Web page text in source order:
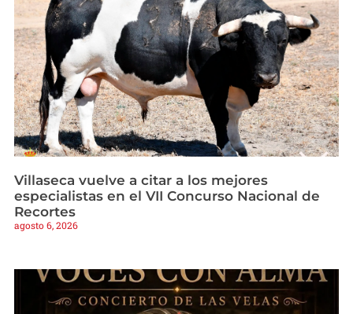
Villaseca vuelve a citar a los mejores
especialistas en el VII Concurso Nacional de
Recortes
agosto 6, 2026